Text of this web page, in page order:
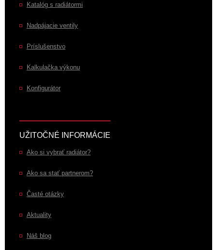
Katalóg s radiátormi
Nadpájacie ventily
Príslušenstvo
Kalkulačka výkonu
Konfigurátor
UŽITOČNÉ INFORMÁCIE
Ako si vybrať radiátor?
Ako sa stať partnerom?
Časté otázky
Aktuality
Náš blog